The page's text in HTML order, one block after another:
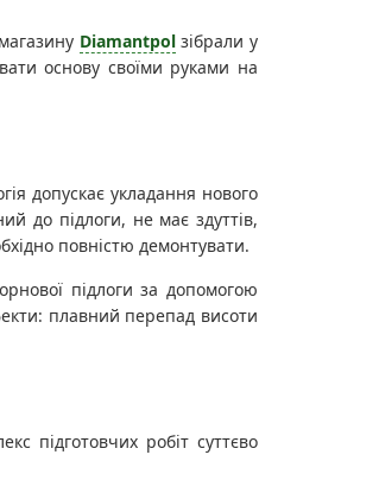
Diamantpolзібрали у
основу своїми руками на
допускає укладання нового
до підлоги, не має здуттів,
повністю демонтувати.
підлоги за допомогою
плавний перепад висоти
підготовчих робіт суттєво